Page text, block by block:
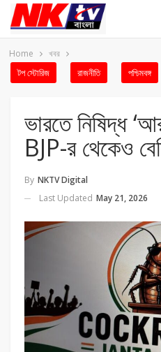
Home খবর
টপ স্টোরিজ রাজনীতি পশ্চিমবঙ্গ
ভারতে নিষিদ্ধ
BJP-র থেকেও
By NKTV Digital
Last Updated May 21, 2026